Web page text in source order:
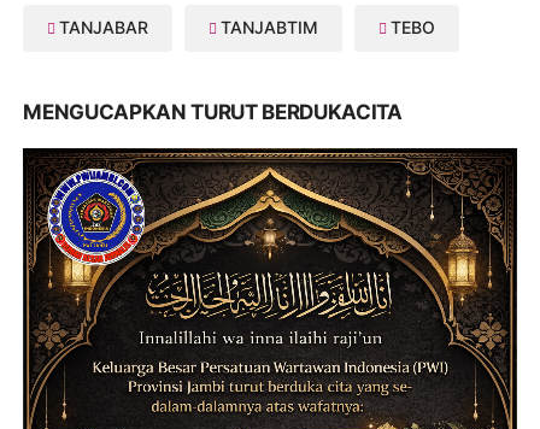
TANJABAR TANJABTIM TEBO
MENGUCAPKAN TURUT BERDUKACITA